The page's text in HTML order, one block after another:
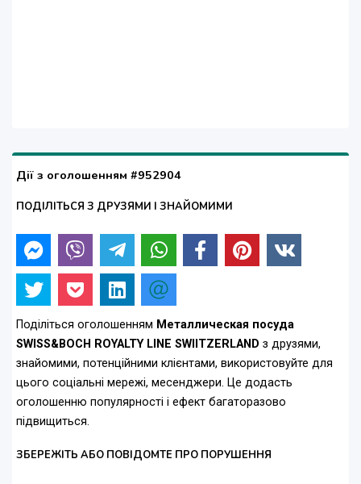
Дії з оголошенням #952904
ПОДІЛІТЬСЯ З ДРУЗЯМИ І ЗНАЙОМИМИ
Поділіться оголошенням Металлическая посуда
SWISS&BOCH ROYALTY LINE SWIITZERLAND з друзями,
знайомими, потенційними клієнтами, використовуйте для
цього соціальні мережі, месенджери. Це додасть
оголошенню популярності і ефект багаторазово
підвищиться.
ЗБЕРЕЖІТЬ АБО ПОВІДОМТЕ ПРО ПОРУШЕННЯ